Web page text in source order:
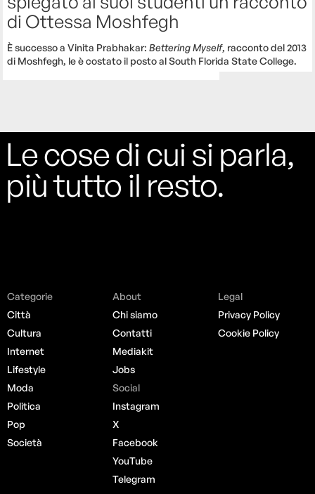
di Ottessa Moshfegh
È successo a Vinita Prabhakar:Bettering Myself, racconto del 2013
di Moshfegh, le è costato il posto al South Florida State College.
Le cose di cui si parla,
più tutto il resto.
Categorie
Città
Cultura
Internet
Lifestyle
Moda
Politica
Pop
Società
About
Chi siamo
Contatti
Mediakit
Jobs
Social
Instagram
X
Facebook
YouTube
Telegram
Legal
Privacy Policy
Cookie Policy